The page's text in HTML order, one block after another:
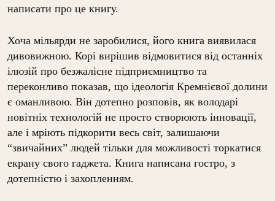
написати про це книгу.
Хоча мільярди не заробилися, його книга виявилася
дивовижною. Корі вирішив відмовитися від останніх
ілюзій про безжалісне підприємництво та
переконливо показав, що ідеологія Кремнієвої долини
є оманливою. Він дотепно розповів, як володарі
новітніх технологій не просто створюють інновації,
але і мріють підкорити весь світ, залишаючи
“звичайних” людей тільки для можливості торкатися
екрану свого гаджета. Книга написана гостро, з
дотепністю і захопленням.